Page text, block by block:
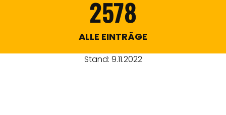
2578
ALLE EINTRÄGE
Stand: 9.11.2022